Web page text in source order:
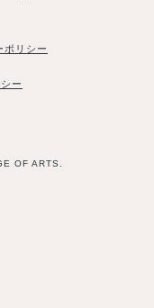
ポリシー
ー
OF ARTS.